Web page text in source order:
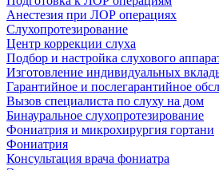
Анестезия при ЛОР операциях
Слухопротезирование
Центр коррекции слуха
Подбор и настройка слухового
Изготовление индивидуальных
Гарантийное и послегарантийное
Вызов специалиста по слуху на дом
Бинауральное слухопротезирование
Фониатрия и микрохирургия гортани
Фониатрия
Консультация врача фониатра